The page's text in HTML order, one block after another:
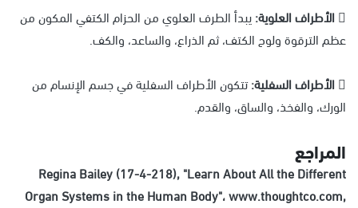
 الأطراف العلوية:
يبدأ الطرف العلوي من الحزام الكتفي المكون من
عظم الترقوة ولوح الكتف، ثم الذراع، والساعد، والكف.
 الأطراف السفلية:
تتكون الأطراف السفلية في جسم الإنسام من
الورك، والفخذ، والساق، والقدم.
المراجع
Regina Bailey (17-4-218), "Learn About All the Different
Organ Systems in the Human Body"، www.thoughtco.com,